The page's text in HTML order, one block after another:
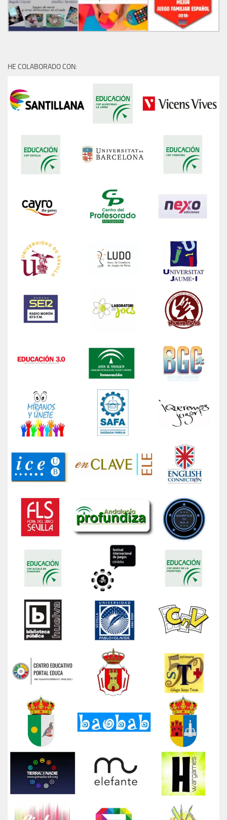
HE COLABORADO CON: